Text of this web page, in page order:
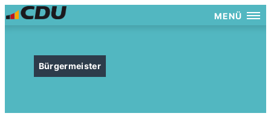
MENÜ
Bürgermeister